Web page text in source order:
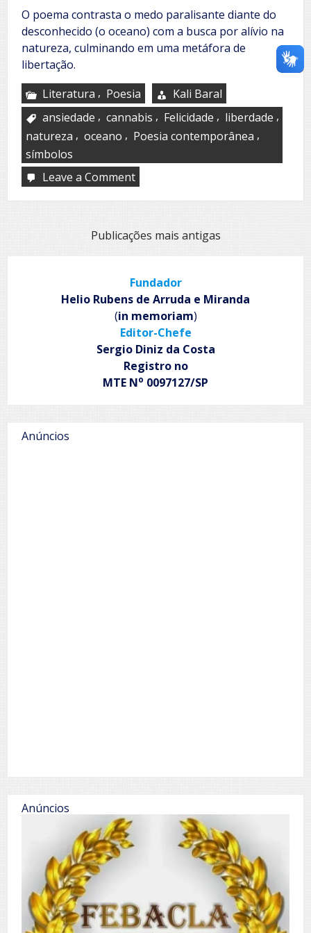
O poema contrasta o medo paralisante diante do
desconhecido (o oceano) com a busca por alívio na
natureza, culminando em uma metáfora de
libertação.
Literatura , Poesia
Kali Baral
ansiedade , cannabis , Felicidade , liberdade ,
natureza , oceano , Poesia contemporânea ,
símbolos
Leave a Commenton
NavegaçãoPublicações mais antigas
Fundador
Helio Rubens de Arruda e Miranda
(in memoriam)
Editor-Chefe
Sergio Diniz da Costa
Registro no
MTE No 0097127/SP
Anúncios
Anúncios